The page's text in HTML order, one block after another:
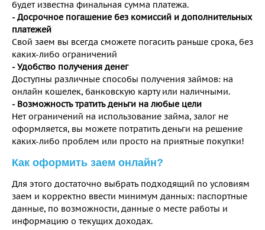
будет известна финальная сумма платежа.
- Досрочное погашение без комиссий и дополнительных
платежей
Свой заем вы всегда сможете погасить раньше срока, без
каких-либо ограничений
- Удобство получения денег
Доступны различные способы получения займов: на
онлайн кошелек, банковскую карту или наличными.
- Возможность тратить деньги на любые цели
Нет ограничений на использование займа, залог не
оформляется, вы можете потратить деньги на решение
каких-либо проблем или просто на приятные покупки!
Как оформить заем онлайн?
Для этого достаточно выбрать подходящий по условиям
заем и корректно ввести минимум данных: паспортные
данные, по возможности, данные о месте работы и
информацию о текущих доходах.